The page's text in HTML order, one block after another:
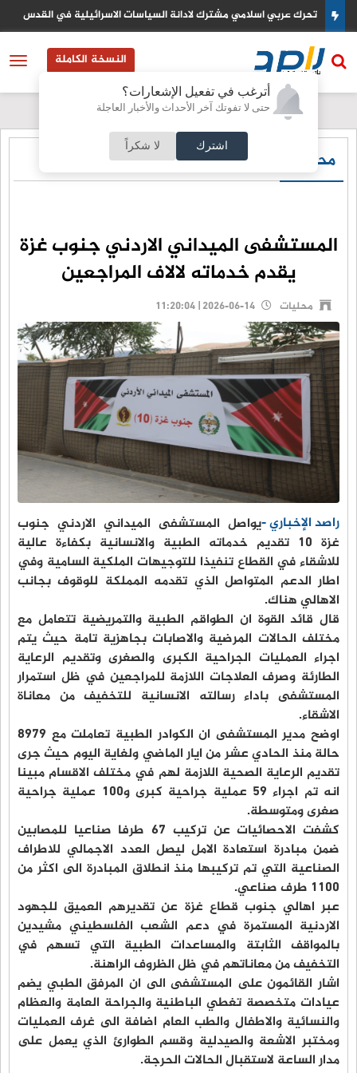
أترغب في تفعيل الإشعارات؟
حتى لا تفوتك آخر الأحداث والأخبار العاجلة
اشترك لا شكراً
تحرك عربي اسلامي مشترك لادانة السياسات الاسرائيلية في القدس
النسخة الكاملة
محليات
المستشفى الميداني الاردني جنوب غزة
يقدم خدماته لالاف المراجعين
محليات
راصد الإخباري -يواصل المستشفى الميداني الاردني جنوب
غزة 10 تقديم خدماته الطبية والانسانية بكفاءة عالية
للاشقاء في القطاع تنفيذا للتوجيهات الملكية السامية وفي
اطار الدعم المتواصل الذي تقدمه المملكة للوقوف بجانب
الاهالي هناك.
قال قائد القوة ان الطواقم الطبية والتمريضية تتعامل مع
مختلف الحالات المرضية والاصابات بجاهزية تامة حيث يتم
اجراء العمليات الجراحية الكبرى والصغرى وتقديم الرعاية
الطارئة وصرف العلاجات اللازمة للمراجعين في ظل استمرار
المستشفى باداء رسالته الانسانية للتخفيف من معاناة
الاشقاء.
اوضح مدير المستشفى ان الكوادر الطبية تعاملت مع 8979
حالة منذ الحادي عشر من ايار الماضي ولغاية اليوم حيث جرى
تقديم الرعاية الصحية اللازمة لهم في مختلف الاقسام مبينا
انه تم اجراء 59 عملية جراحية كبرى و100 عملية جراحية
صغرى ومتوسطة.
كشفت الاحصائيات عن تركيب 67 طرفا صناعيا للمصابين
ضمن مبادرة استعادة الامل ليصل العدد الاجمالي للاطراف
الصناعية التي تم تركيبها منذ انطلاق المبادرة الى اكثر من
1100 طرف صناعي.
عبر اهالي جنوب قطاع غزة عن تقديرهم العميق للجهود
الاردنية المستمرة في دعم الشعب الفلسطيني مشيدين
بالمواقف الثابتة والمساعدات الطبية التي تسهم في
التخفيف من معاناتهم في ظل الظروف الراهنة.
اشار القائمون على المستشفى الى ان المرفق الطبي يضم
عيادات متخصصة تغطي الباطنية والجراحة العامة والعظام
والنسائية والاطفال والطب العام اضافة الى غرف العمليات
ومختبر الاشعة والصيدلية وقسم الطوارئ الذي يعمل على
مدار الساعة لاستقبال الحالات الحرجة.